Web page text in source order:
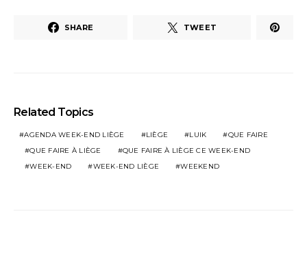
SHARE TWEET
Related Topics
AGENDA WEEK-END LIÈGE LIÈGE LUIK
QUE FAIRE
QUE FAIRE À LIÈGE
QUE FAIRE À LIÈGE CE WEEK-END
WEEK-END
WEEK-END LIÈGE WEEKEND